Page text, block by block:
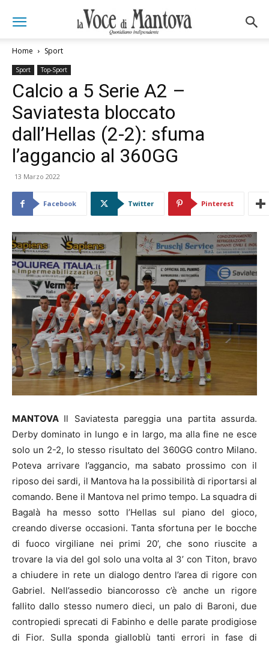
Home Sport
Sport Top-Sport
Calcio a 5 Serie A2 –
Saviatesta bloccato
dall’Hellas (2-2): sfuma
l’aggancio al 360GG
13 Marzo 2022
Facebook Twitter Pinterest
MANTOVA Il Saviatesta pareggia una partita assurda.
Derby dominato in lungo e in largo, ma alla fine ne esce
solo un 2-2, lo stesso risultato del 360GG contro Milano.
Poteva arrivare l’aggancio, ma sabato prossimo con il
riposo dei sardi, il Mantova ha la possibilità di riportarsi al
comando. Bene il Mantova nel primo tempo. La squadra di
Bagalà ha messo sotto l’Hellas sul piano del gioco,
creando diverse occasioni. Tanta sfortuna per le bocche
di fuoco virgiliane nei primi 20’, che sono riuscite a
trovare la via del gol solo una volta al 3’ con Titon, bravo
a chiudere in rete un dialogo dentro l’area di rigore con
Gabriel. Nell’assedio biancorosso c’è anche un rigore
fallito dallo stesso numero dieci, un palo di Baroni, due
contropiedi sprecati di Fabinho e delle parate prodigiose
di Fior. Sulla sponda gialloblù tanti errori in fase di